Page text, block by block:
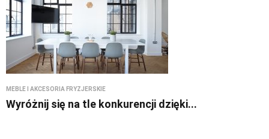
MEBLE I AKCESORIA FRYZJERSKIE
Wyróżnij się na tle konkurencji dzięki...